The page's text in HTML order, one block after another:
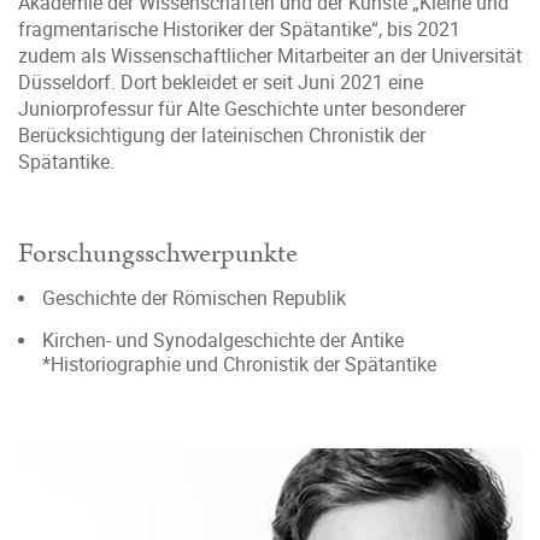
fragmentarische Historiker der Spätantike“, bis 2021
zudem als Wissenschaftlicher Mitarbeiter an der Universität
Düsseldorf. Dort bekleidet er seit Juni 2021 eine
Juniorprofessur für Alte Geschichte unter besonderer
Berücksichtigung der lateinischen Chronistik der
Spätantike.
Forschungsschwerpunkte
Geschichte der Römischen Republik
Kirchen- und Synodalgeschichte der Antike
*Historiographie und Chronistik der Spätantike